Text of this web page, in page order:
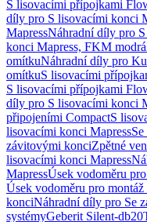
S lisovacími přípojkami
díly pro S lisovacími konci
MapressNáhradní díly pro
konci Mapress, FKM modrá
omítkuNáhradní díly pro
omítkuS lisovacími
S lisovacími přípojkami
díly pro S lisovacími konci
připojeními CompactS
lisovacími konci Mapress
závitovými konciZpětné
lisovacími konci Mapress
MapressÚsek vodoměru
Úsek vodoměru pro
konciNáhradní díly pro Se
systémyGeberit Silent-db20